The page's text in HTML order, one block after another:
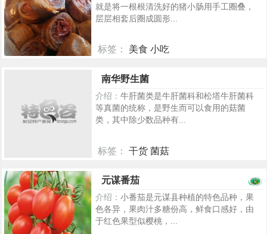
就是将一根根清洗好的猪小肠用手工圈叠，
层层相套后圈成圆形...
标签： 美食 小吃
南华野生菌
介绍： 牛肝菌类是牛肝菌科和松塔牛肝菌科
等真菌的统称，是野生而可以食用的菇菌
类，其中除少数品种有...
标签： 干货 菌菇
元谋番茄
介绍： 小番茄是元谋县种植的特色品种，果
色各异，果肉汁多糖份高，鲜食口感好，由
于红色果型似樱桃，...